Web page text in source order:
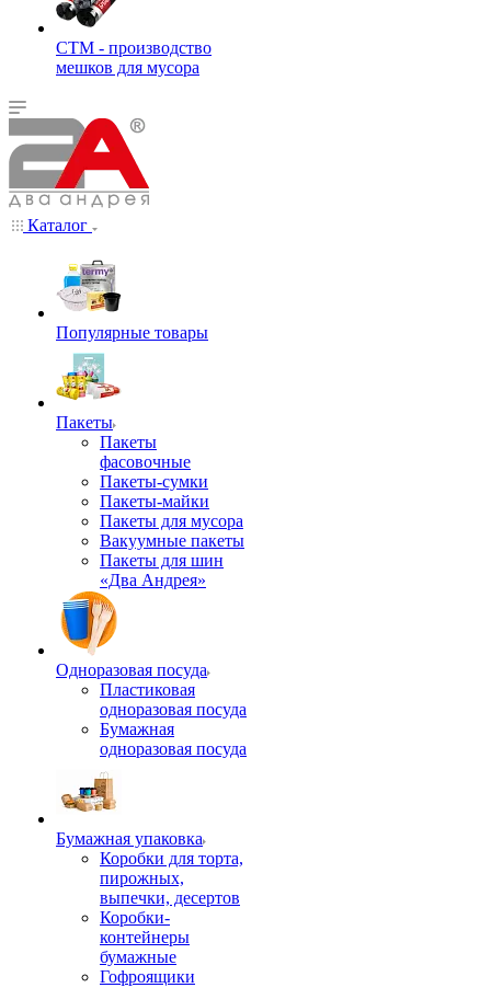
СТМ - производство
мешков для мусора
Каталог
Популярные товары
Пакеты
Пакеты
фасовочные
Пакеты-сумки
Пакеты-майки
Пакеты для мусора
Вакуумные пакеты
Пакеты для шин
«Два Андрея»
Одноразовая посуда
Пластиковая
одноразовая посуда
Бумажная
одноразовая посуда
Бумажная упаковка
Коробки для торта,
пирожных,
выпечки, десертов
Коробки-
контейнеры
бумажные
Гофроящики